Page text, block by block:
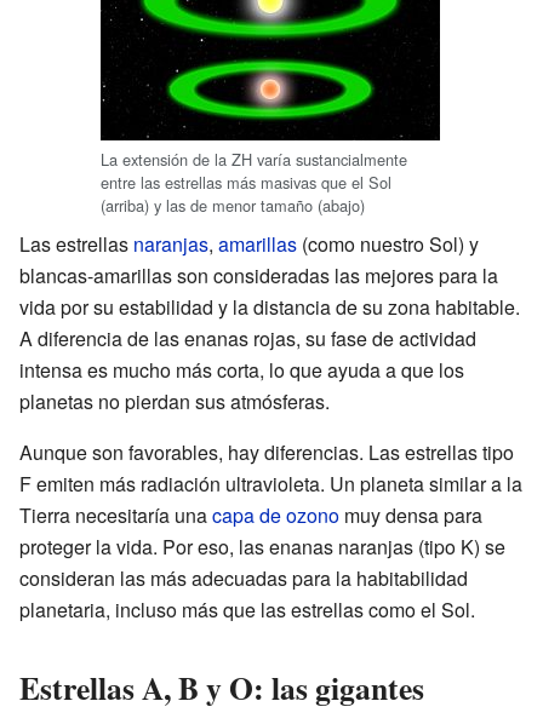
La extensión de la ZH varía sustancialmente
entre las estrellas más masivas que el Sol
(arriba) y las de menor tamaño (abajo)
Las estrellas naranjas, amarillas (como nuestro Sol) y
blancas-amarillas son consideradas las mejores para la
vida por su estabilidad y la distancia de su zona habitable.
A diferencia de las enanas rojas, su fase de actividad
intensa es mucho más corta, lo que ayuda a que los
planetas no pierdan sus atmósferas.
Aunque son favorables, hay diferencias. Las estrellas tipo
F emiten más radiación ultravioleta. Un planeta similar a la
Tierra necesitaría unacapa de ozono muy densa para
proteger la vida. Por eso, las enanas naranjas (tipo K) se
consideran las más adecuadas para la habitabilidad
planetaria, incluso más que las estrellas como el Sol.
Estrellas A, B y O: las gigantes